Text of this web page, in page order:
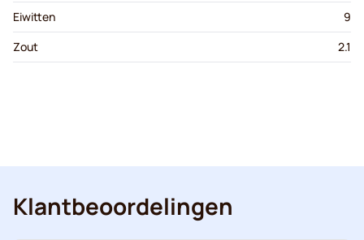
Eiwitten
9
Zout
2.1
Klantbeoordelingen